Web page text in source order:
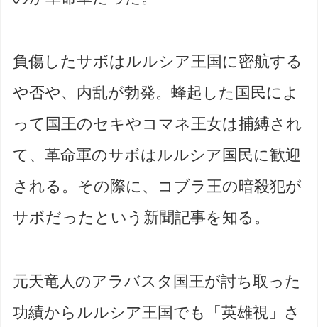
負傷したサボはルルシア王国に密航する
や否や、内乱が勃発。蜂起した国民によ
って国王のセキやコマネ王女は捕縛され
て、革命軍のサボはルルシア国民に歓迎
される。その際に、コブラ王の暗殺犯が
サボだったという新聞記事を知る。
元天竜人のアラバスタ国王が討ち取った
功績からルルシア王国でも「英雄視」さ